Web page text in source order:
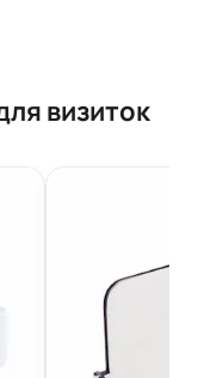
визиток